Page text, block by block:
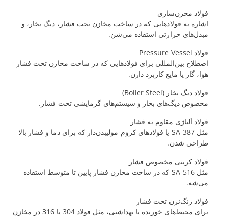
فولاد مخزن‌سازی
اشاره به فولادهایی که در ساخت مخازن تحت فشار، دیگ بخار، و
مبدل‌های حرارتی استفاده می‌شن.
فولاد Pressure Vessel
اصطلاح بین‌المللی برای فولادهایی که در ساخت مخازن تحت فشار
هوا، گاز یا مایع کاربرد دارن.
فولاد دیگ بخار (Boiler Steel)
مخصوص دیگ‌های بخار و سیستم‌های گرمایشی تحت فشار.
فولاد آلیاژی مقاوم به فشار
مثل SA-387 یا فولادهای کروم-مولیبدن‌دار که برای دما و فشار بالا
طراحی شدن.
فولاد کربنی مخصوص فشار
مثل SA-516 که در ساخت مخازن فشار پایین تا متوسط استفاده
می‌شه.
فولاد زنگ‌نزن تحت فشار
برای محیط‌های خورنده یا بهداشتی، مثل فولاد 304 یا 316 در مخازن